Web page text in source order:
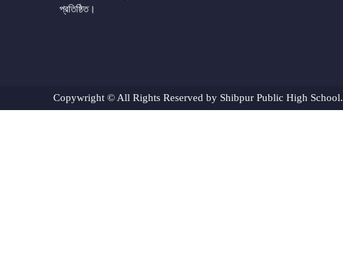
প্রতিষ্ঠিত।
Copywright © All Rights Reserved by Shibpur Public High School.